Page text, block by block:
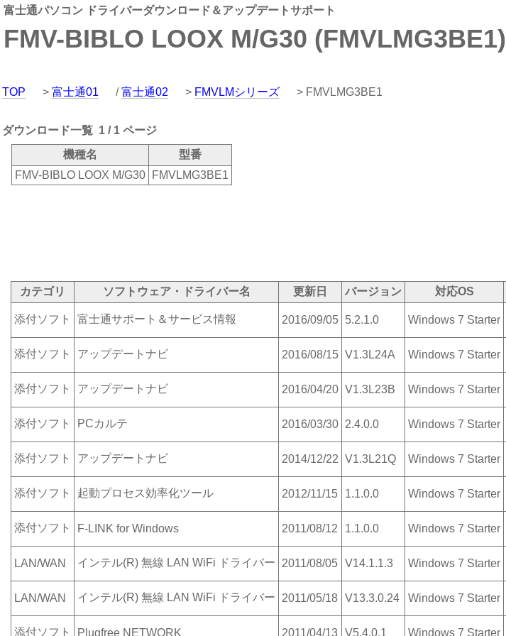
富士通パソコン ドライバーダウンロード＆アップデートサポート
FMV-BIBLO LOOX M/G30 (FMVLMG3BE1)
TOP > 富士通01 /富士通02 > FMVLMシリーズ > FMVLMG3BE1
ダウンロード一覧 1 / 1 ページ
機種名
型番
FMV-BIBLO LOOX M/G30
FMVLMG3BE1
カテゴリ ソフトウェア・ドライバー名 更新日 バージョン 対応OS
添付ソフト 富士通サポート＆サービス情報 2016/09/05 5.2.1.0 Windows 7 Starter
添付ソフト アップデートナビ 2016/08/15 V1.3L24A Windows 7 Starter
添付ソフト アップデートナビ 2016/04/20 V1.3L23B Windows 7 Starter
添付ソフト PCカルテ 2016/03/30 2.4.0.0 Windows 7 Starter
添付ソフト アップデートナビ 2014/12/22 V1.3L21Q Windows 7 Starter
添付ソフト 起動プロセス効率化ツール 2012/11/15 1.1.0.0 Windows 7 Starter
添付ソフト F-LINK for Windows 2011/08/12 1.1.0.0 Windows 7 Starter
LAN/WAN インテル(R) 無線 LAN WiFi ドライバー 2011/08/05 V14.1.1.3 Windows 7 Starter
LAN/WAN インテル(R) 無線 LAN WiFi ドライバー 2011/05/18 V13.3.0.24 Windows 7 Starter
添付ソフト Plugfree NETWORK 2011/04/13 V5.4.0.1 Windows 7 Starter